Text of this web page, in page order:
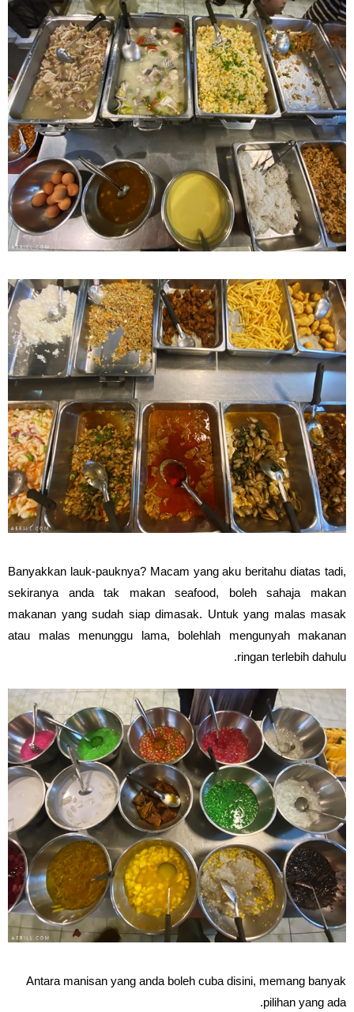
Banyakkan lauk-pauknya? Macam yang aku beritahu diatas tadi,
sekiranya anda tak makan seafood, boleh sahaja makan
makanan yang sudah siap dimasak. Untuk yang malas masak
atau malas menunggu lama, bolehlah mengunyah makanan
ringan terlebih dahulu.
Antara manisan yang anda boleh cuba disini, memang banyak
pilihan yang ada.